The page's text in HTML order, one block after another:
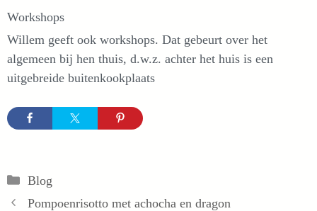
Workshops
Willem geeft ook workshops. Dat gebeurt over het
algemeen bij hen thuis, d.w.z. achter het huis is een
uitgebreide buitenkookplaats
Categorieën
Blog
Pompoenrisotto met achocha en dragon